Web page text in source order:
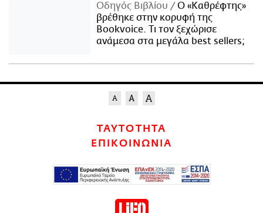
Οδηγός Βιβλίου
Ο «Καθρέφτης»
βρέθηκε στην κορυφή της
Bookvoice. Τι τον ξεχώρισε
ανάμεσα στα μεγάλα best sellers;
ΤΑΥΤΟΤΗΤΑ
ΕΠΙΚΟΙΝΩΝΙΑ